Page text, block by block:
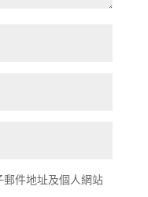
件地址及個人網站